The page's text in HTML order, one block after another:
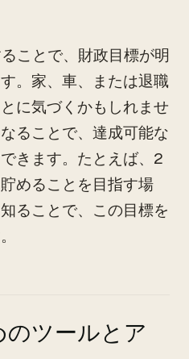
ことで、財政目標が明
。家、車、または退職
に気づくかもしれませ
ることで、達成可能な
きます。たとえば、2
めることを目指す場
ることで、この目標を
ツールとア